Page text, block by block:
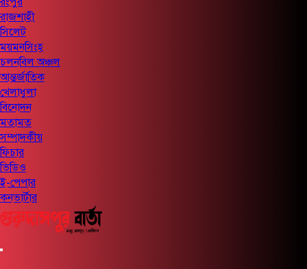
রাজশাহী
সিলেট
ময়মনসিংহ
চলনবিল অঞ্চল
আন্তর্জাতিক
খেলাধুলা
বিনোদন
মতামত
সম্পাদকীয়
ফিচার
ভিডিও
ই-পেপার
কনভার্টার